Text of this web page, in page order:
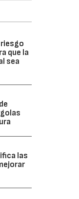
que la
sea
las